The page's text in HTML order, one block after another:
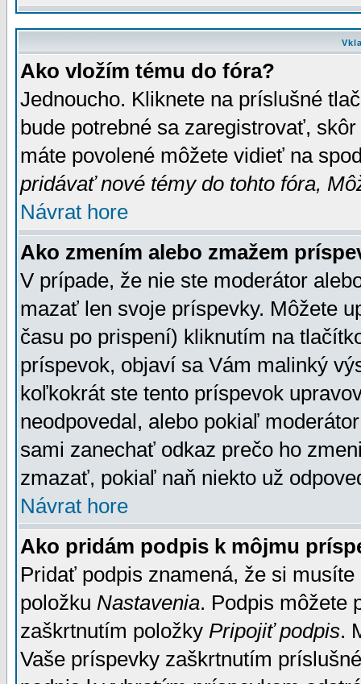
Ako vložím tému do fóra?
Jednoucho. Kliknete na príslušné
bude potrebné sa zaregistrovať,
máte povolené môžete vidieť na
pridávať nové témy do tohto fóra,
Návrat hore
Ako zmením alebo zmažem
V prípade, že nie ste moderátor
mazať len svoje príspevky. Môžete
času po prispení) kliknutím na
príspevok, objaví sa Vám malinký
koľkokrát ste tento príspevok
neodpovedal, alebo pokiaľ
sami zanechať odkaz prečo ho
zmazať, pokiaľ naň niekto už
Návrat hore
Ako pridám podpis k môjmu
Pridať podpis znamená, že si
položku Nastavenia. Podpis môžete
zaškrtnutím položky Pripojiť podpis.
Vaše príspevky zaškrtnutím